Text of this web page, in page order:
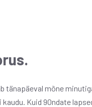
tänapäeval mõne
kaudu. Kuid 90ndate